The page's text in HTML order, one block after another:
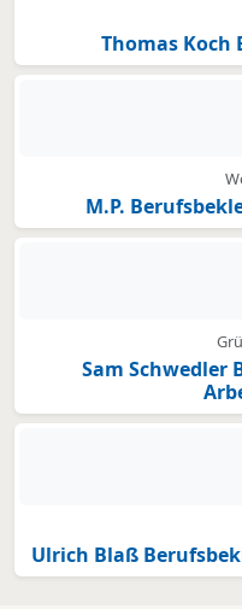
Thomas Koch
M.P.
Sam Schwedler
Ulrich Blaß